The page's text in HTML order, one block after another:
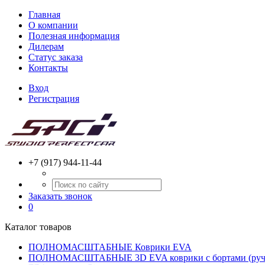
Главная
О компании
Полезная информация
Дилерам
Статус заказа
Контакты
Вход
Регистрация
+7 (917) 944-11-44
Заказать звонок
0
Каталог товаров
ПОЛНОМАСШТАБНЫЕ Коврики EVA
ПОЛНОМАСШТАБНЫЕ 3D EVA коврики с бортами